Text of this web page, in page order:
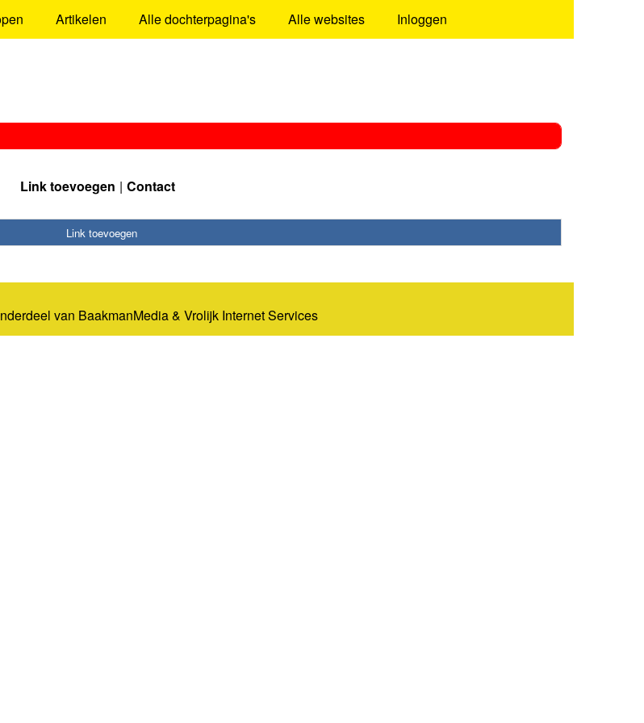
Artikelen Alle dochterpagina's Alle websites Inloggen
Link toevoegen Contact
Link toevoegen
van BaakmanMedia& Vrolijk Internet Services